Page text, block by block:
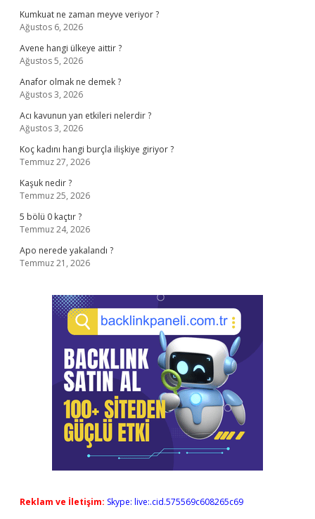
Kumkuat ne zaman meyve veriyor ?
Ağustos 6, 2026
Avene hangi ülkeye aittir ?
Ağustos 5, 2026
Anafor olmak ne demek ?
Ağustos 3, 2026
Acı kavunun yan etkileri nelerdir ?
Ağustos 3, 2026
Koç kadını hangi burçla ilişkiye giriyor ?
Temmuz 27, 2026
Kaşuk nedir ?
Temmuz 25, 2026
5 bölü 0 kaçtır ?
Temmuz 24, 2026
Apo nerede yakalandı ?
Temmuz 21, 2026
Reklam ve İletişim: Skype: live:.cid.575569c608265c69